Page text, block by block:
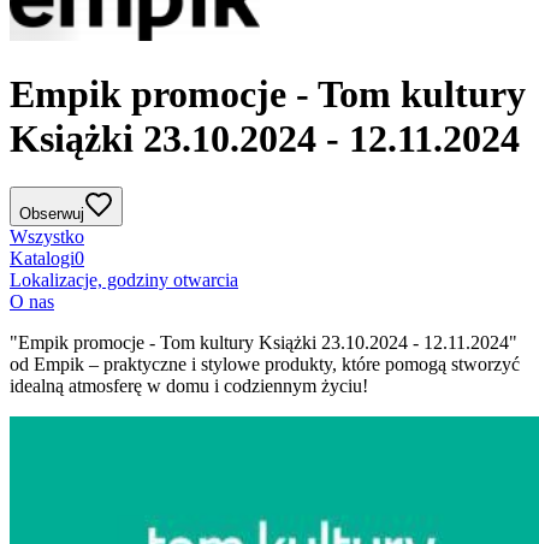
Empik promocje - Tom kultury
Książki 23.10.2024 - 12.11.2024
Obserwuj
Wszystko
Katalogi0
Lokalizacje, godziny otwarcia
O nas
"Empik promocje - Tom kultury Książki 23.10.2024 - 12.11.2024"
od Empik – praktyczne i stylowe produkty, które pomogą stworzyć
idealną atmosferę w domu i codziennym życiu!